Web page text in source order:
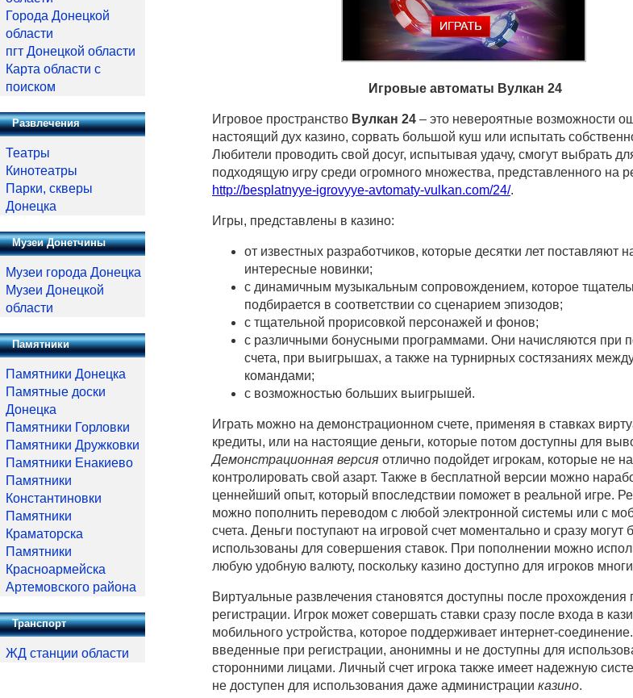
Игровые автоматы Вулкан 24
Игровое пространство Вулкан 24 – это невероятные возможности
настоящий дух казино, сорвать большой куш или испытать
Любители проводить свой досуг, испытывая удачу, смогут выбрать
подходящую игру среди огромного множества, представленного на
http://besplatnyye-igrovyye-avtomaty-vulkan.com/24/.
Игры, представлены в казино:
от известных разработчиков, которые десятки лет поставляют
интересные новинки;
с динамичным музыкальным сопровождением, которое
подбирается в соответствии со сценарием эпизодов;
с тщательной прорисовкой персонажей и фонов;
с различными бонусными программами. Они начисляются при
счета, при выигрышах, а также на турнирных состязаниях
командами;
с возможностью больших выигрышей.
Играть можно на демонстрационном счете, применяя в ставках
кредиты, или на настоящие деньги, которые потом доступны для
Демонстрационная версия отлично подойдет игрокам, которые не
контролировать свой азарт. Также в бесплатной версии можно
ценнейший опыт, который впоследствии поможет в реальной игре.
можно пополнить переводом с любой электронной системы или с
счета. Деньги поступают на игровой счет моментально и сразу могут
использованы для совершения ставок. При пополнении можно
любую удобную валюту, поскольку казино доступно для игроков
Виртуальные развлечения становятся доступны после прохождения
регистрации. Игрок может совершать ставки сразу после входа в
мобильного устройства, которое поддерживает интернет-
введенные при регистрации, анонимны и не доступны для
сторонними лицами. Личный счет игрока также имеет надежную
не доступен для использования даже администрации казино.
Города Донецкой
области
пгт Донецкой области
Карта области с
поиском
Развлечения
Театры
Кинотеатры
Парки, скверы
Донецка
Музеи Донетчины
Музеи города Донецка
Музеи Донецкой
области
Памятники
Памятники Донецка
Памятные доски
Донецка
Памятники Горловки
Памятники Дружковки
Памятники Енакиево
Памятники
Константиновки
Памятники
Краматорска
Памятники
Красноармейска
Артемовского района
Транспорт
ЖД станции области